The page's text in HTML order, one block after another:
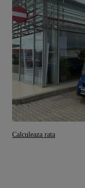
Calculeaza rata